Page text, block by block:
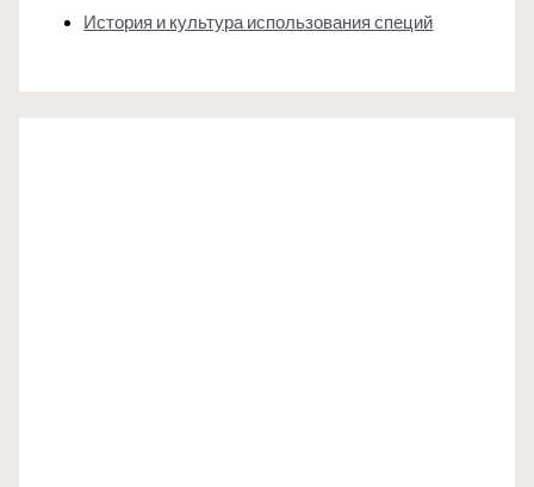
История и культура использования специй